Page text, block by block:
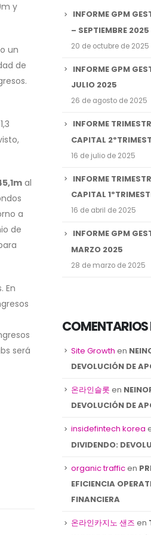
y
un
de
al
a
de
En
será
INFORME GPM
– SEPTIEMBRE 2025
20 de octubre de 2025
INFORME GPM
JULIO 2025
26 de agosto de 2025
INFORME
CAPITAL
16 de julio de 2025
INFORME
CAPITAL
16 de abril de 2025
INFORME GPM
MARZO 2025
28 de marzo de 2025
COMENTARIOS
Site Growth en
DEVOLUCIÓN DE
온라인슬롯 en
DEVOLUCIÓN DE
insidefintech korea
DIVIDENDO:
organic trafficen
EFICIENCIA
FINANCIERA
온라인카지노 샌즈 en